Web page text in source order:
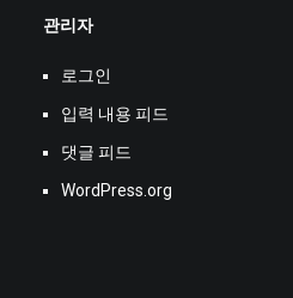
관리자
로그인
입력 내용 피드
댓글 피드
WordPress.org